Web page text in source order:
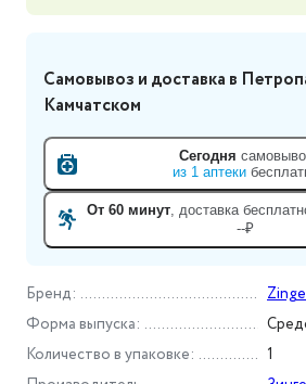
Бренд :
Форма выпуска :
Количество в упаковке :
1
Самовывоз и доставка в
Камчатском
Сегодня
из 1 аптеки
От 60 минут , доставка
--₽